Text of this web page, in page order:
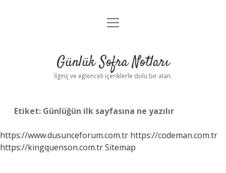
Anasayfa
Yasal Uyarı
menüyü
Günlük Sofra Notları
İlginç ve eğlenceli içeriklerle dolu bir alan.
Etiket: Günlüğün ilk sayfasına ne yazılır
https://www.dusunceforum.com.tr https://codeman.com.tr
https://kingquenson.com.trSitemap